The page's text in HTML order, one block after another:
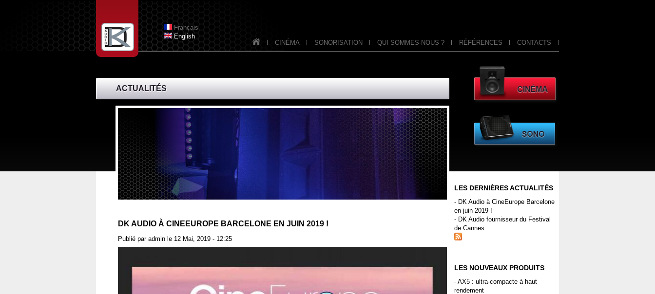
Français
English
CINÉMA
SONORISATION QUI SOMMES-NOUS ? RÉFÉRENCES CONTACTS
ACTUALITÉS
DK AUDIO À CINEEUROPE BARCELONE EN JUIN 2019 !
Publié par admin le 12 Mai, 2019 - 12:25
LES DERNIÈRES ACTUALITÉS
- DK Audio à CineEurope Barcelone
en juin 2019 !
- DK Audio fournisseur du Festival
de Cannes
LES NOUVEAUX PRODUITS
- AX5 : ultra-compacte à haut
rendement